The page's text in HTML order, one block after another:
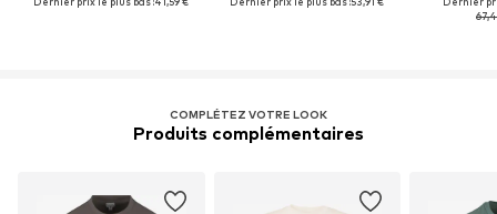
COMPLÉTEZ VOTRE LOOK
Produits complémentaires